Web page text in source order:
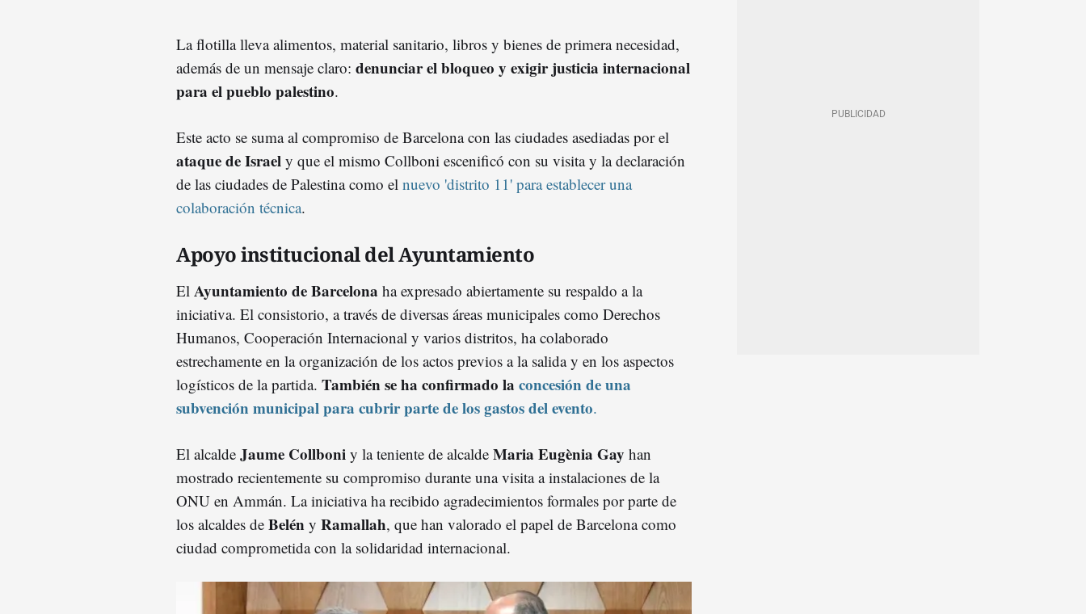
La flotilla lleva alimentos, material sanitario, libros y bienes de primera necesidad,
además de un mensaje claro: denunciar el bloqueo y exigir justicia internacional
para el pueblo palestino.
Este acto se suma al compromiso de Barcelona con las ciudades asediadas por el
ataque de Israel y que el mismo Collboni escenificó con su visita y la declaración
de las ciudades de Palestina como el nuevo 'distrito 11' para establecer una
colaboración técnica.
Apoyo institucional del Ayuntamiento
El Ayuntamiento de Barcelona ha expresado abiertamente su respaldo a la
iniciativa. El consistorio, a través de diversas áreas municipales como Derechos
Humanos, Cooperación Internacional y varios distritos, ha colaborado
estrechamente en la organización de los actos previos a la salida y en los aspectos
logísticos de la partida. También se ha confirmado la concesión de una
subvención municipal para cubrir parte de los gastos del evento.
El alcalde Jaume Collboni y la teniente de alcalde Maria Eugènia Gay han
mostrado recientemente su compromiso durante una visita a instalaciones de la
ONU en Ammán. La iniciativa ha recibido agradecimientos formales por parte de
los alcaldes de Belén y Ramallah, que han valorado el papel de Barcelona como
ciudad comprometida con la solidaridad internacional.